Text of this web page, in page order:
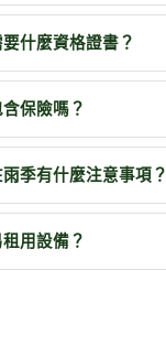
什麼資格證書？
保險嗎？
季有什麼注意事項？
用設備？